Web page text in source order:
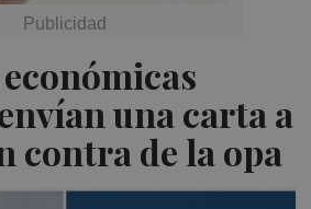
una carta a
contra de la opa